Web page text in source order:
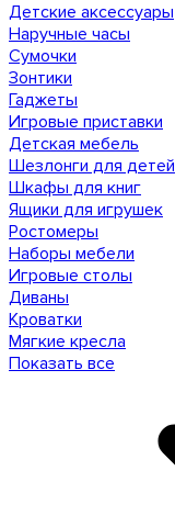
Детские аксессуары
Наручные часы
Сумочки
Зонтики
Гаджеты
Игровые приставки
Детская мебель
Шезлонги для детей
Шкафы для книг
Ящики для игрушек
Ростомеры
Наборы мебели
Игровые столы
Диваны
Кроватки
Мягкие кресла
Показать все